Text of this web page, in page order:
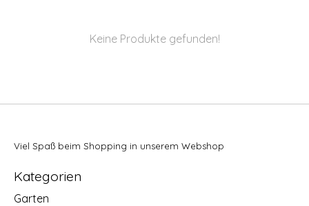
Keine Produkte gefunden!
Viel Spaß beim Shopping in unserem Webshop
Kategorien
Garten